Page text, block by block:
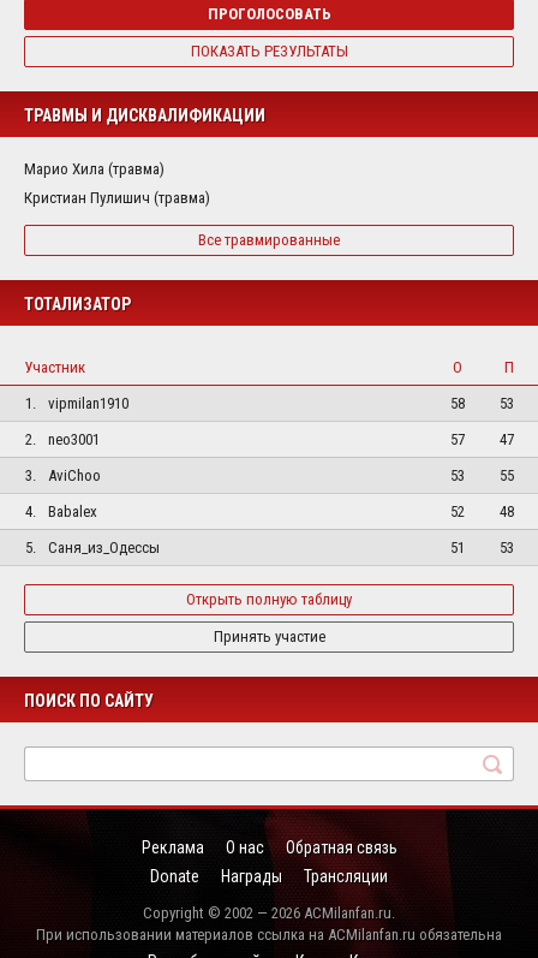
ПРОГОЛОСОВАТЬ
ПОКАЗАТЬ РЕЗУЛЬТАТЫ
ТРАВМЫ И ДИСКВАЛИФИКАЦИИ
Марио Хила (травма)
Кристиан Пулишич (травма)
Все травмированные
ТОТАЛИЗАТОР
Участник О
П
1.
vipmilan1910 58
53
2.
neo3001 57
47
3.
AviChoo 53
55
4.
Babalex 52
48
5.
Саня_из_Одессы 51 53
Открыть полную таблицу
Принять участие
ПОИСК ПО САЙТУ
Реклама О нас
Обратная связь
Donate
Награды Трансляции
Copyright © 2002 — 2026 ACMilanfan.ru.
При использовании материалов ссылка на ACMilanfan.ru обязательна